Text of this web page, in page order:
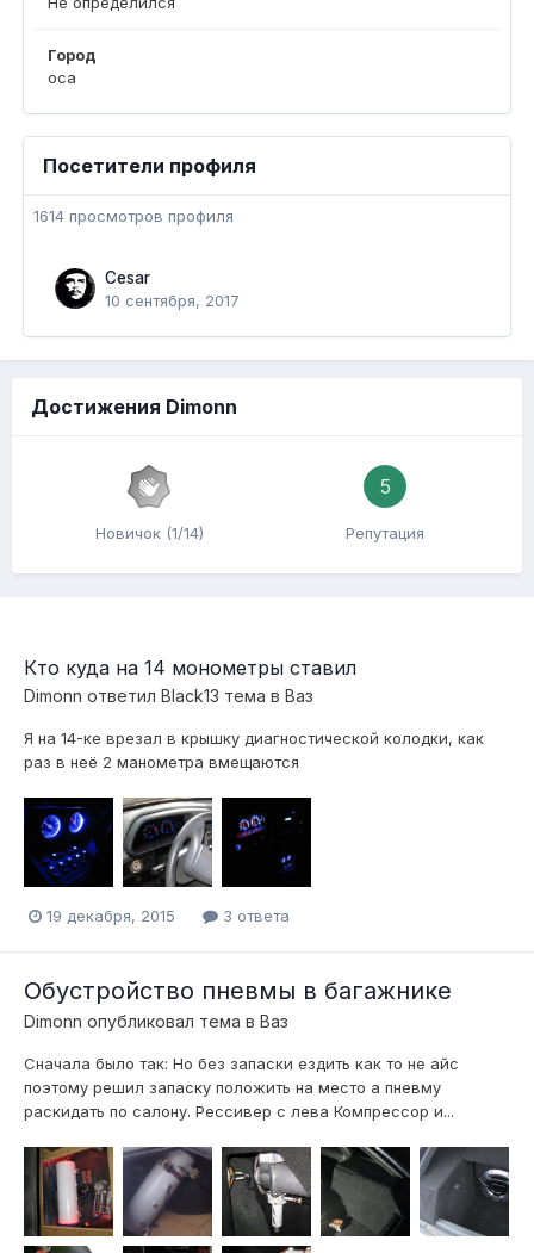
Город
оса
Посетители профиля
1614 просмотров профиля
Cesar
10 сентября, 2017
Достижения Dimonn
Новичок (1/14)
5
Репутация
Кто куда на 14 монометры ставил
Dimonn ответил Black13 тема в Ваз
Я на 14-ке врезал в крышку диагностической колодки, как
раз в неё 2 манометра вмещаются
19 декабря, 2015 3 ответа
Обустройство пневмы в багажнике
Dimonn опубликовал тема в Ваз
Сначала было так: Но без запаски ездить как то не айс
поэтому решил запаску положить на место а пневму
раскидать по салону. Рессивер с лева Компрессор и...